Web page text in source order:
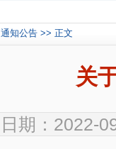
通知公告 >> 正文
关
日期：2022-